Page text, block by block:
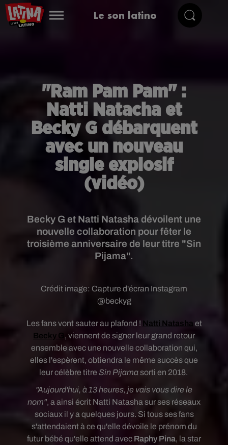
Le son latino
"Ram Pam Pam" :
Natti Natacha et
Becky G débarquent
avec un nouveau
single explosif
(vidéo)
Becky G et Natti Natasha dévoilent une
nouvelle collaboration pour fêter le
troisième anniversaire de leur titre "Sin
Pijama".
Crédit image: Capture d'écran Instagram
@beckyg
Les fans vont sauter au plafond ! Natti Natasha et
Becky G , viennent de signer leur grand retour
ensemble avec une nouvelle collaboration qui,
elles l'espèrent, obtiendra le même succès que
leur célèbre titre Sin Pijamasorti en 2018.
"Aujourd'hui, à 13 heures, je vais vous dire le
nom", a ainsi écrit Natti Natasha sur ses réseaux
sociaux il y a quelques jours. Si tous ses fans
s'attendaient à ce qu'elle dévoile le prénom du
futur bébé qu'elle attend avec Raphy Pina, la star